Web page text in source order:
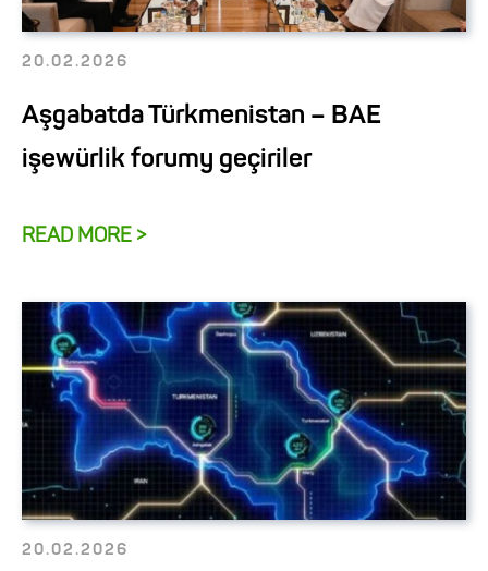
20.02.2026
Aşgabatda Türkmenistan – BAE
işewürlik forumy geçiriler
READ MORE >
20.02.2026